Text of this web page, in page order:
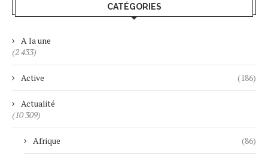
CATÉGORIES
A la une
(2 433)
Active (186)
Actualité
(10 309)
Afrique (86)